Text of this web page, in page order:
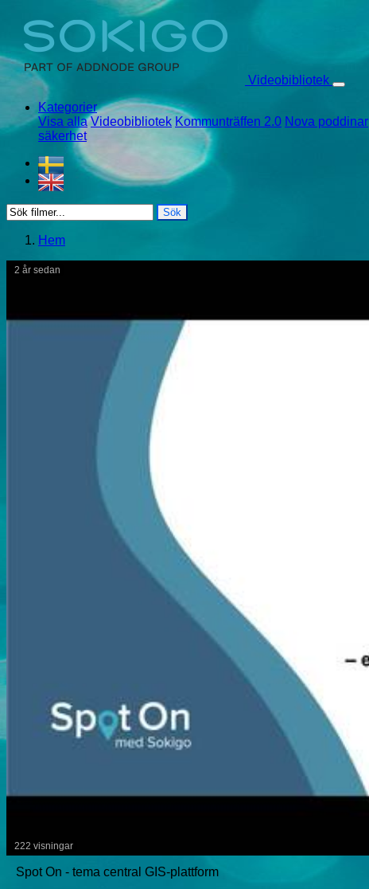
Videobibliotek
Kategorier
Visa alla Videobibliotek Kommunträffen 2.0 Nova poddinar
säkerhet
Sök
Hem
222 visningar
2 år sedan
Spot On - tema central GIS-plattform